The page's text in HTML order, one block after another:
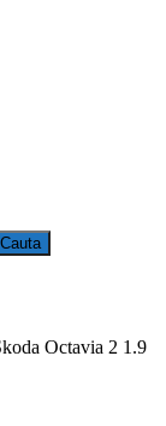
Octavia 2 1.9